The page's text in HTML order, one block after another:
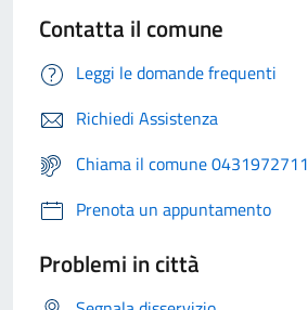
Contatta il comune
Leggi le domande frequenti
Richiedi Assistenza
Chiama il comune 0431972711
Prenota un appuntamento
Problemi in città